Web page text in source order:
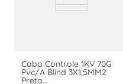
Cabo Controle 1KV 70G
Pvc/A Blind 3X1,5MM2
Preta